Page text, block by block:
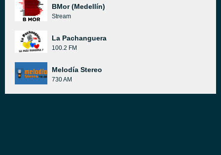
BMor (Medellín)
Stream
La Pachanguera
100.2 FM
Melodía Stereo
730 AM